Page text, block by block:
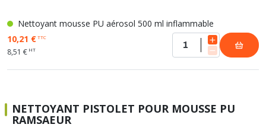
Nettoyant mousse PU aérosol 500 ml inflammable
10,21 €TTC
8,51 € HT
NETTOYANT PISTOLET POUR MOUSSE PU
RAMSAEUR